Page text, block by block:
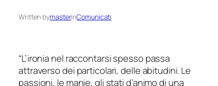
Written bymasterinComunicati
“L’ironia nel raccontarsi spesso passa
attraverso dei particolari, delle abitudini. Le
passioni, le manie, gli stati d’animo di una